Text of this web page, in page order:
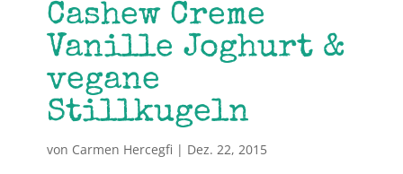
Cashew Creme
Vanille Joghurt &
vegane
Stillkugeln
von Carmen Hercegfi | Dez. 22, 2015